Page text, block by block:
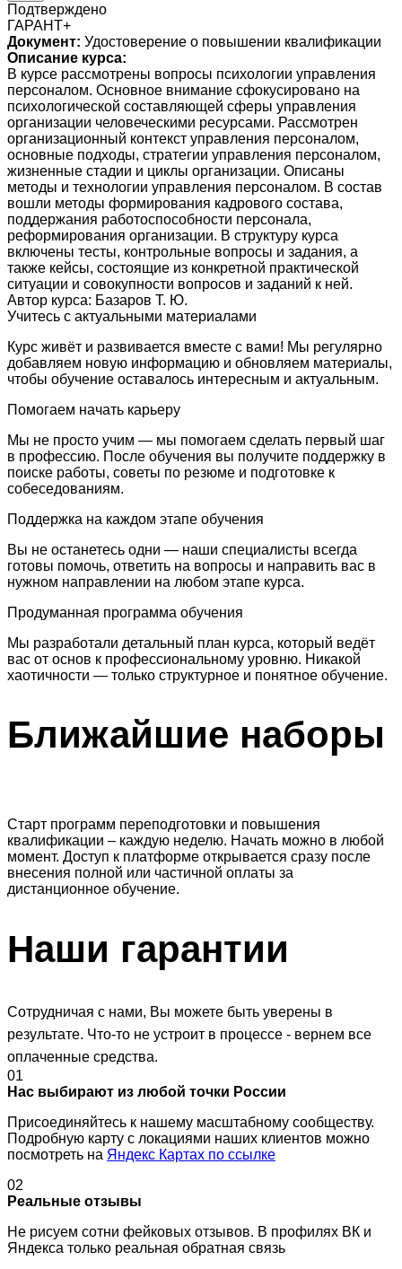
Подтверждено
ГАРАНТ+
Документ: Удостоверение о повышении квалификации
Описание курса:
В курсе рассмотрены вопросы психологии управления
персоналом. Основное внимание сфокусировано на
психологической составляющей сферы управления
организации человеческими ресурсами. Рассмотрен
организационный контекст управления персоналом,
основные подходы, стратегии управления персоналом,
жизненные стадии и циклы организации. Описаны
методы и технологии управления персоналом. В состав
вошли методы формирования кадрового состава,
поддержания работоспособности персонала,
реформирования организации. В структуру курса
включены тесты, контрольные вопросы и задания, а
также кейсы, состоящие из конкретной практической
ситуации и совокупности вопросов и заданий к ней.
Автор курса: Базаров Т. Ю.
Учитесь с актуальными материалами
Курс живёт и развивается вместе с вами! Мы регулярно
добавляем новую информацию и обновляем материалы,
чтобы обучение оставалось интересным и актуальным.
Помогаем начать карьеру
Мы не просто учим — мы помогаем сделать первый шаг
в профессию. После обучения вы получите поддержку в
поиске работы, советы по резюме и подготовке к
собеседованиям.
Поддержка на каждом этапе обучения
Вы не останетесь одни — наши специалисты всегда
готовы помочь, ответить на вопросы и направить вас в
нужном направлении на любом этапе курса.
Продуманная программа обучения
Мы разработали детальный план курса, который ведёт
вас от основ к профессиональному уровню. Никакой
хаотичности — только структурное и понятное обучение.
Ближайшие наборы
Старт программ переподготовки и повышения
квалификации – каждую неделю. Начать можно в любой
момент. Доступ к платформе открывается сразу после
внесения полной или частичной оплаты за
дистанционное обучение.
Наши гарантии
Сотрудничая с нами, Вы можете быть уверены в
результате. Что-то не устроит в процессе - вернем все
оплаченные средства.
01
Нас выбирают из любой точки России
Присоединяйтесь к нашему масштабному сообществу.
Подробную карту с локациями наших клиентов можно
посмотреть на Яндекс Картах по ссылке
02
Реальные отзывы
Не рисуем сотни фейковых отзывов. В профилях ВК и
Яндекса только реальная обратная связь